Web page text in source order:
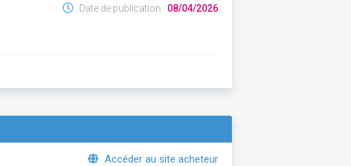
Date de publication : 08/04/2026
Accéder au site acheteur